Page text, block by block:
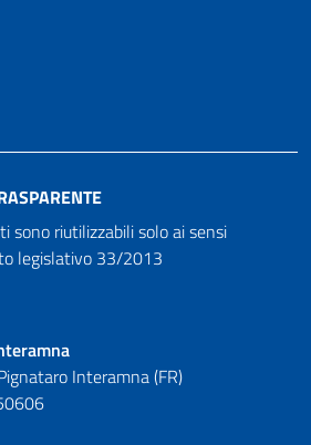
sono riutilizzabili solo ai sensi
legislativo 33/2013
Interamna (FR)